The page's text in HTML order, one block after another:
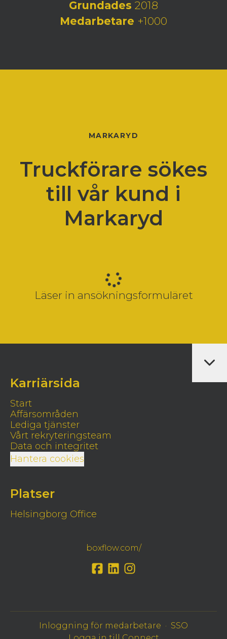
Grundades 2018
Medarbetare +1000
MARKARYD
Truckförare sökes
till vår kund i
Markaryd
Läser in ansökningsformuläret
Karriärsida
Start
Affärsområden
Lediga tjänster
Vårt rekryteringsteam
Data och integritet
Hantera cookies
Platser
Helsingborg Office
boxflow.com/
Inloggning för medarbetare · SSO